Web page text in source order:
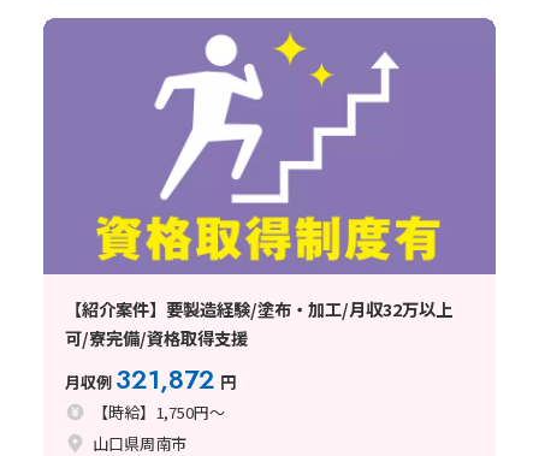
【紹介案件】要製造経験/塗布・加工/月収32万以上
可/寮完備/資格取得支援
月収例 321,872 円
【時給】1,750円～
山口県周南市